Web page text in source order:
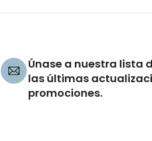
Únase a nuestra lista
las últimas
promociones.